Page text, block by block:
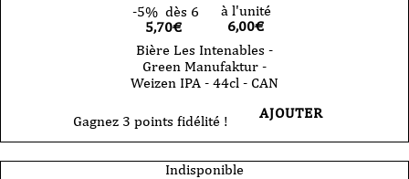
-5% dès 6
5,70€
à l'unité
6,00€
Bière Les Intenables -
Green Manufaktur -
Weizen IPA - 44cl - CAN
Gagnez 3 points fidélité ! AJOUTER
Indisponible